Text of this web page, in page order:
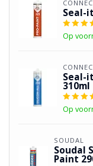
Seal-
Op
Seal-
310ml
Op
SOUDAL
Soudal
Paint